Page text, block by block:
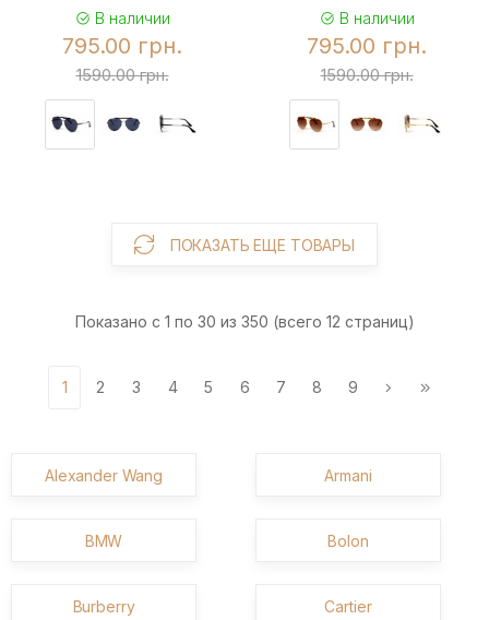
В наличии
795.00 грн.
1590.00 грн.
В наличии
795.00 грн.
1590.00 грн.
ПОКАЗАТЬ ЕЩЕ ТОВАРЫ
Показано с 1 по 30 из 350 (всего 12 страниц)
1 2 3 4 5 6 7 8 9
Alexander Wang Armani
BMW Bolon
Burberry Cartier